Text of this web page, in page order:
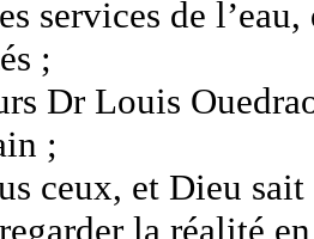
services de
;
Dr Louis
;
ceux, et Dieu
la réalité